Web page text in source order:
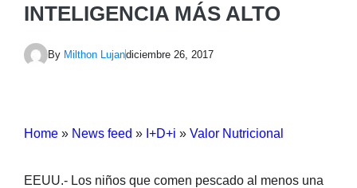
INTELIGENCIA MÁS ALTO
By Milthon Lujandiciembre 26, 2017
Home » News feed » I+D+i » Valor Nutricional
EEUU.- Los niños que comen pescado al menos una